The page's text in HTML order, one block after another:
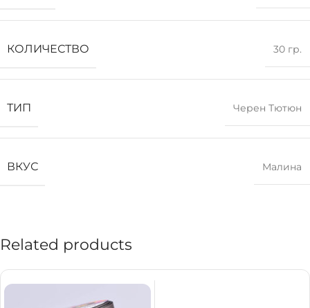
КОЛИЧЕСТВО 30 гр.
ТИП Черен Тютюн
ВКУС Малина
Related products